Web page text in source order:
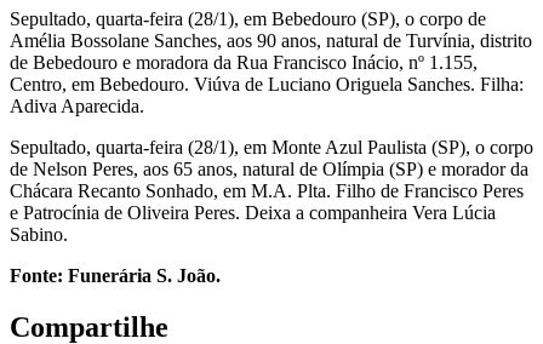
Sepultado, quarta-feira (28/1), em Bebedouro (SP), o corpo de
Amélia Bossolane Sanches, aos 90 anos, natural de Turvínia, distrito
de Bebedouro e moradora da Rua Francisco Inácio, nº 1.155,
Centro, em Bebedouro. Viúva de Luciano Origuela Sanches. Filha:
Adiva Aparecida.
Sepultado, quarta-feira (28/1), em Monte Azul Paulista (SP), o corpo
de Nelson Peres, aos 65 anos, natural de Olímpia (SP) e morador da
Chácara Recanto Sonhado, em M.A. Plta. Filho de Francisco Peres
e Patrocínia de Oliveira Peres. Deixa a companheira Vera Lúcia
Sabino.
Fonte: Funerária S. João.
Compartilhe